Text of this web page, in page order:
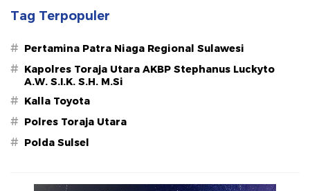
Tag Terpopuler
# Pertamina Patra Niaga Regional Sulawesi
# Kapolres Toraja Utara AKBP Stephanus Luckyto
A.W. S.I.K. S.H. M.Si
# Kalla Toyota
# Polres Toraja Utara
# Polda Sulsel